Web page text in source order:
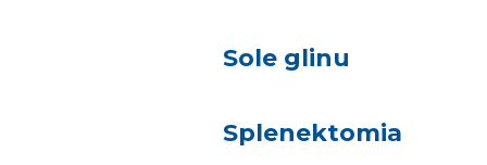
Sole glinu
Splenektomia